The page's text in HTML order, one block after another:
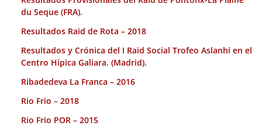
du Seque (FRA).
Resultados Raid de Rota – 2018
Resultados y Crónica del I Raid Social Trofeo Aslanhi en el
Centro Hípica Galiara. (Madrid).
Ribadedeva La Franca – 2016
Rio Frio – 2018
Rio Frio POR – 2015